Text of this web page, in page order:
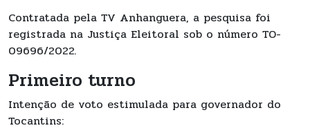
Contratada pela TV Anhanguera, a pesquisa foi
registrada na Justiça Eleitoral sob o número TO-
09696/2022.
Primeiro turno
Intenção de voto estimulada para governador do
Tocantins: